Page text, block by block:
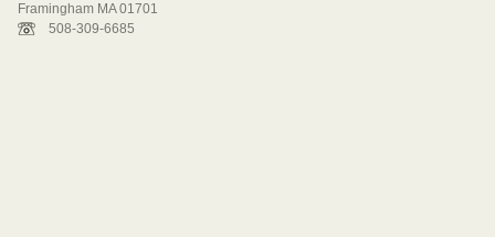
Framingham MA 01701
508-309-6685